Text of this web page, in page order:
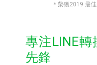
＊榮獲2019 最
專注LINE轉
先鋒